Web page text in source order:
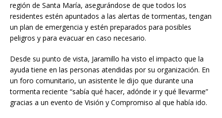
región de Santa María, asegurándose de que todos los
residentes estén apuntados a las alertas de tormentas, tengan
un plan de emergencia y estén preparados para posibles
peligros y para evacuar en caso necesario.
Desde su punto de vista, Jaramillo ha visto el impacto que la
ayuda tiene en las personas atendidas por su organización. En
un foro comunitario, un asistente le dijo que durante una
tormenta reciente “sabía qué hacer, adónde ir y qué llevarme”
gracias a un evento de Visión y Compromiso al que había ido.